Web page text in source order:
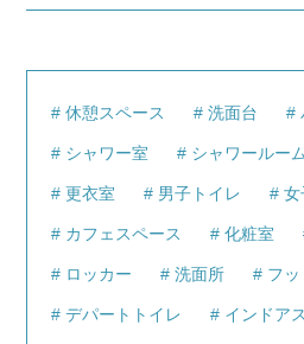
休憩スペース 洗面台
シャワー室 シャワールー
更衣室 男子トイレ 女
カフェスペース 化粧室
ロッカー 洗面所 フ
デパートトイレ インドア